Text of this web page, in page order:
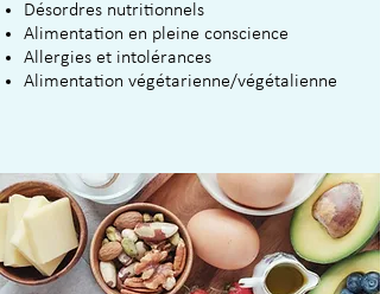
Désordres nutritionnels
Alimentation en pleine conscience
Allergies et intolérances
Alimentation végétarienne/végétalienne